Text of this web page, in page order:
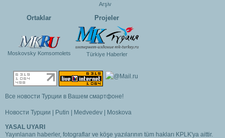
Arşiv
Ortaklar
Moskovsky Komsomolets
Projeler
Türkiye Haberler
Все новости Турции в Вашем смартфоне!
Новости Турции Putin Medvedev Moskova
YASAL UYARI
Yayınlanan haberler, fotograflar ve köşe yazılarının tüm hakları KPLK'ya aittir.